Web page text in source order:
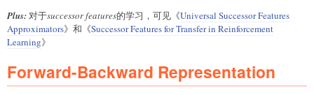
Plus:对于successor features的学习，可见《Universal Successor Features
Approximators》和《Successor Features for Transfer in Reinforcement
Learning》
Forward-Backward Representation